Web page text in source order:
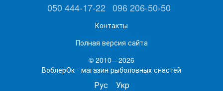
050 444-17-22 096 206-50-50
Контакты
Полная версия сайта
© 2010—2026
ВоблерОк - магазин рыболовных снастей
Рус Укр